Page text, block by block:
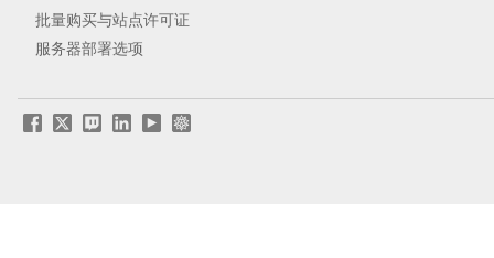
批量购买与站点许可证
服务器部署选项